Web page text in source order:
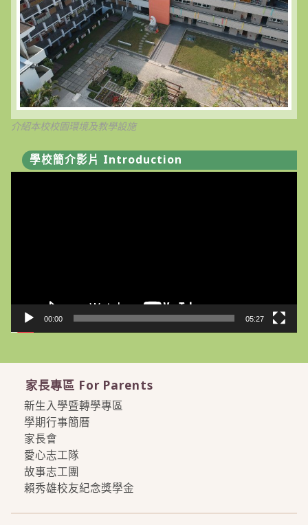
介紹本校校園環境及教學設施
學校簡介影片 Introduction
00:00 05:27
家長專區 For Parents
新生入學暨轉學專區
學期行事簡曆
家長會
愛心志工隊
故事志工團
賴秀雄校友紀念獎學金